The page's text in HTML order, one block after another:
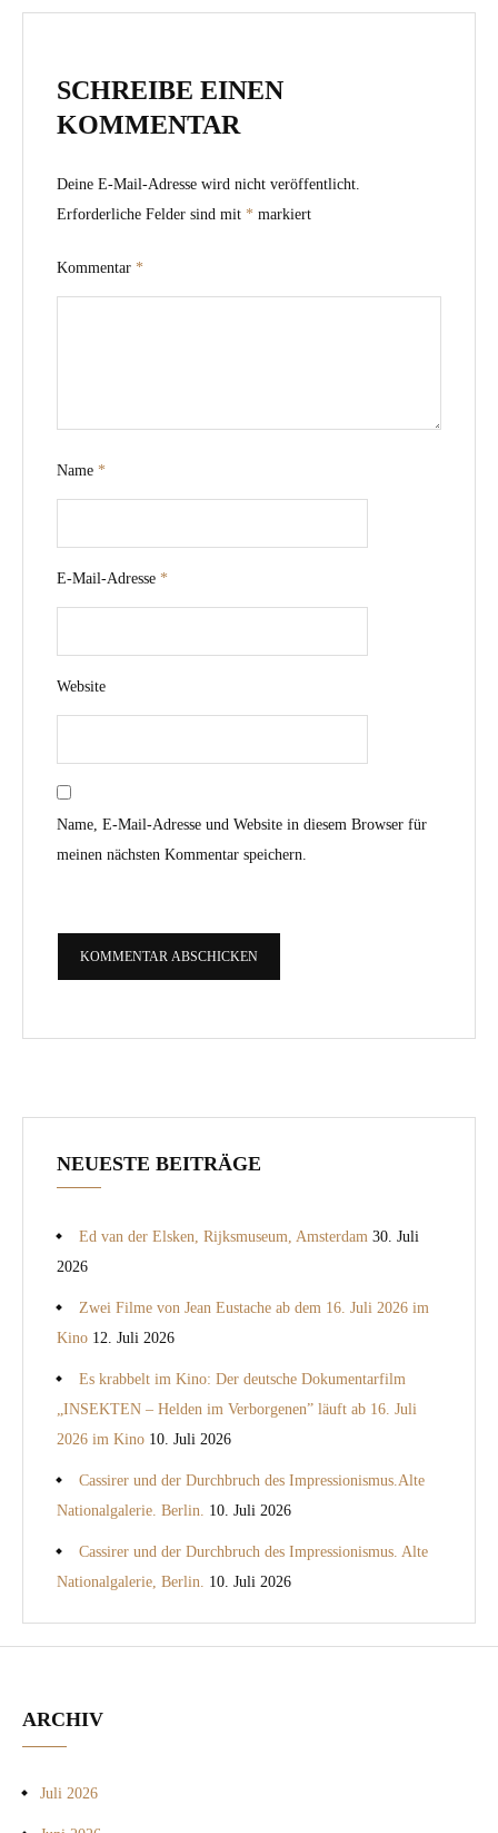
SCHREIBE EINEN
KOMMENTAR
Deine E-Mail-Adresse wird nicht veröffentlicht.
Erforderliche Felder sind mit * markiert
Kommentar *
Name *
E-Mail-Adresse *
Website
Name, E-Mail-Adresse und Website in diesem Browser für
meinen nächsten Kommentar speichern.
NEUESTE BEITRÄGE
Ed van der Elsken, Rijksmuseum, Amsterdam 30. Juli
2026
Zwei Filme von Jean Eustache ab dem 16. Juli 2026 im
Kino 12. Juli 2026
Es krabbelt im Kino: Der deutsche Dokumentarfilm
„INSEKTEN – Helden im Verborgenen” läuft ab 16. Juli
2026 im Kino 10. Juli 2026
Cassirer und der Durchbruch des Impressionismus.Alte
Nationalgalerie. Berlin. 10. Juli 2026
Cassirer und der Durchbruch des Impressionismus. Alte
Nationalgalerie, Berlin. 10. Juli 2026
ARCHIV
Juli 2026